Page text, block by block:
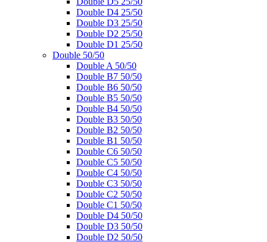
Double D4 25/50
Double D3 25/50
Double D2 25/50
Double D1 25/50
Double 50/50
Double A 50/50
Double B7 50/50
Double B6 50/50
Double B5 50/50
Double B4 50/50
Double B3 50/50
Double B2 50/50
Double B1 50/50
Double C6 50/50
Double C5 50/50
Double C4 50/50
Double C3 50/50
Double C2 50/50
Double C1 50/50
Double D4 50/50
Double D3 50/50
Double D2 50/50